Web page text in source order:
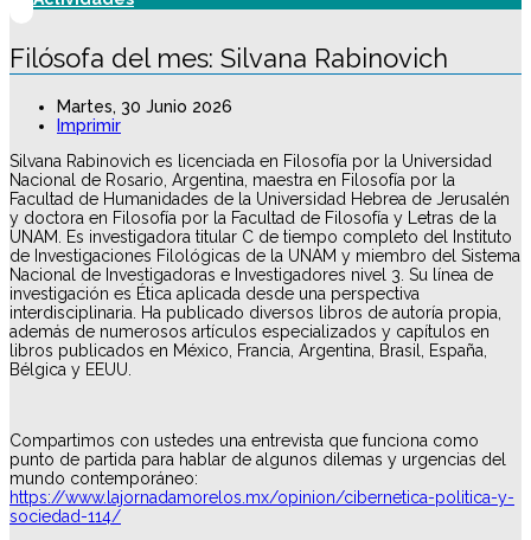
Filósofa del mes: Silvana Rabinovich
Martes, 30 Junio 2026
Imprimir
Silvana Rabinovich es licenciada en Filosofía por la Universidad
Nacional de Rosario, Argentina, maestra en Filosofía por la
Facultad de Humanidades de la Universidad Hebrea de Jerusalén
y doctora en Filosofía por la Facultad de Filosofía y Letras de la
UNAM. Es investigadora titular C de tiempo completo del Instituto
de Investigaciones Filológicas de la UNAM y miembro del Sistema
Nacional de Investigadoras e Investigadores nivel 3. Su línea de
investigación es Ética aplicada desde una perspectiva
interdisciplinaria. Ha publicado diversos libros de autoría propia,
además de numerosos artículos especializados y capítulos en
libros publicados en México, Francia, Argentina, Brasil, España,
Bélgica y EEUU.
Compartimos con ustedes una entrevista que funciona como
punto de partida para hablar de algunos dilemas y urgencias del
mundo contemporáneo:
https://www.lajornadamorelos.mx/opinion/cibernetica-politica-y-
sociedad-114/